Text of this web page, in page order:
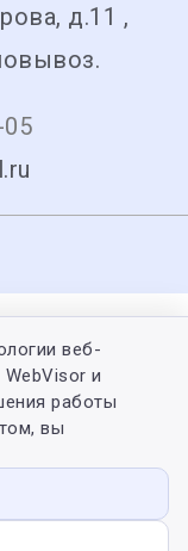
д.11 ,
веб-
и
работы
вы